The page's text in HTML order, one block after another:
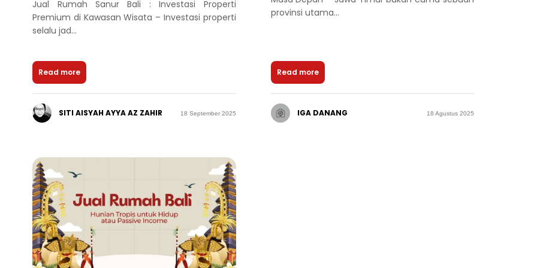
Jual Rumah Sanur Bali : Investasi Properti
Premium di Kawasan Wisata – Investasi properti
selalu jad...
Read more
SITI AISYAH AYYA AZ ZAHIR 18 September 2025
provinsi utama...
Read more
IGA DANANG 18 Agustus 2025